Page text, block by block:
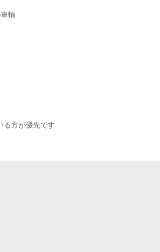
輌
方が優先です